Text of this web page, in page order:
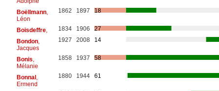
Boëllmann,
Léon
1862 1897 18
Boisdeffre, 1834 1906
27
Bondon,
Jacques
1927 2008 14
Bonis
Mélanie
1858 1937 58
Bonnal,
Ermend
1880 1944 61